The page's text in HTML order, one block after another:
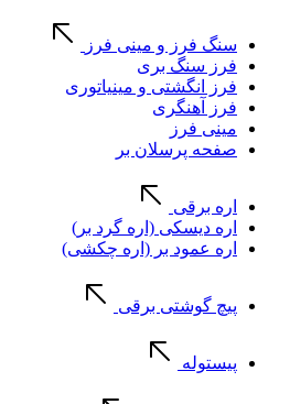
سنگ فرز و مینی فرز
فرز سنگ بری
فرز انگشتی و مینیاتوری
فرز آهنگری
مینی فرز
صفحه پرسلان بر
اره برقی
اره دیسکی (اره گرد بر)
اره عمود بر (اره چکشی)
پیچ گوشتی برقی
پیستوله